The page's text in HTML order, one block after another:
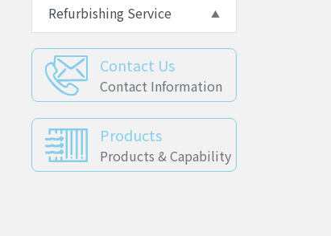
Refurbishing Service
Contact Us
Contact Information
Products
Products & Capability